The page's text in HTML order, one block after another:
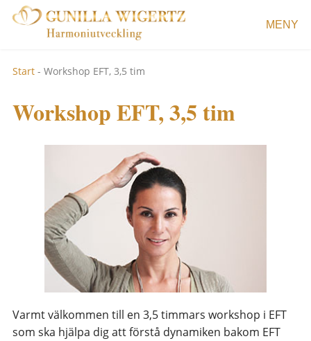
MENY
Start - Workshop EFT, 3,5 tim
Workshop EFT, 3,5 tim
Varmt välkommen till en 3,5 timmars workshop i EFT
som ska hjälpa dig att förstå dynamiken bakom EFT